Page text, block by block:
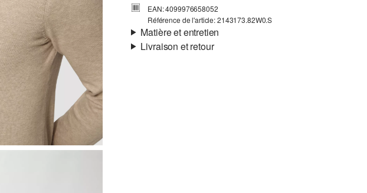
EAN: 4099976658052
Référence de l'article: 2143173.82W0.S
Matière et entretien
Livraison et retour